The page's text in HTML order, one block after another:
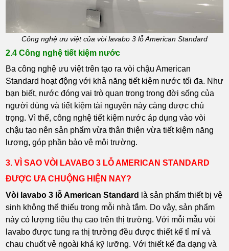
Công nghệ ưu việt của vòi lavabo 3 lỗ American Standard
2.4 Công nghệ tiết kiệm nước
Ba công nghệ ưu việt trên tạo ra vòi chậu American
Standard hoạt động với khả năng tiết kiệm nước tối đa. Như
bạn biết, nước đóng vai trò quan trong trong đời sống của
người dùng và tiết kiệm tài nguyên này càng được chú
trọng. Vì thế, công nghệ tiết kiệm nước áp dụng vào vòi
chậu tạo nên sản phẩm vừa thân thiện vừa tiết kiệm năng
lượng, góp phần bảo vệ môi trường.
3. VÌ SAO VÒI LAVABO 3 LỖ AMERICAN STANDARD
ĐƯỢC ƯA CHUỘNG HIỆN NAY?
Vòi lavabo 3 lỗ American Standard
là sản phẩm thiết bị vệ
sinh không thể thiếu trong mỗi nhà tắm. Do vậy, sản phẩm
này có lượng tiêu thụ cao trên thị trường. Với mỗi mẫu vòi
lavabo được tung ra thị trường đều được thiết kế tỉ mỉ và
chau chuốt vẻ ngoài khá kỹ lưỡng. Với thiết kế đa dạng và